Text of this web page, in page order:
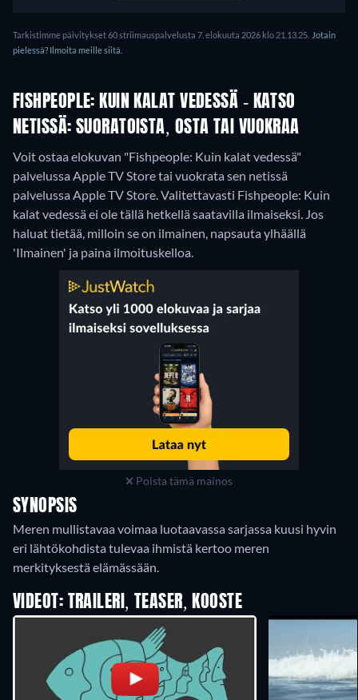
Tarkistimme päivitykset 60 striimauspalvelusta 7. elokuuta 2026 klo 21.13.25. Jotain
pielessä? Ilmoita meille siitä.
FISHPEOPLE: KUIN KALAT VEDESSÄ - KATSO
NETISSÄ: SUORATOISTA, OSTA TAI VUOKRAA
Voit ostaa elokuvan "Fishpeople: Kuin kalat vedessä"
palvelussa Apple TV Store tai vuokrata sen netissä
palvelussa Apple TV Store.Valitettavasti Fishpeople: Kuin
kalat vedessä ei ole tällä hetkellä saatavilla ilmaiseksi. Jos
haluat tietää, milloin se on ilmainen, napsauta ylhäällä
'Ilmainen' ja paina ilmoituskelloa.
Poista tämä mainos
SYNOPSIS
Meren mullistavaa voimaa luotaavassa sarjassa kuusi hyvin
eri lähtökohdista tulevaa ihmistä kertoo meren
merkityksestä elämässään.
VIDEOT: TRAILERI, TEASER, KOOSTE